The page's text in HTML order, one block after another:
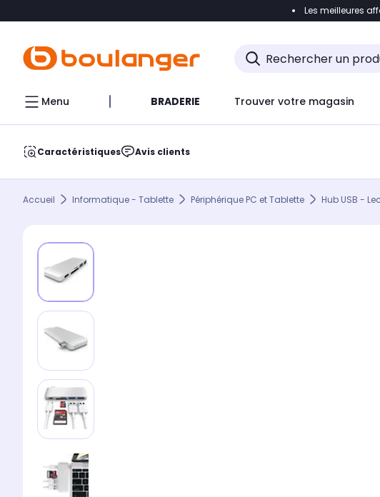
Accéder directement au
Les meilleures
Menu BRADERIE Trouver votre magasin
Caractéristiques Avis clients
Accueil Informatique - Tablette Périphérique PC et Tablette Hub USB -